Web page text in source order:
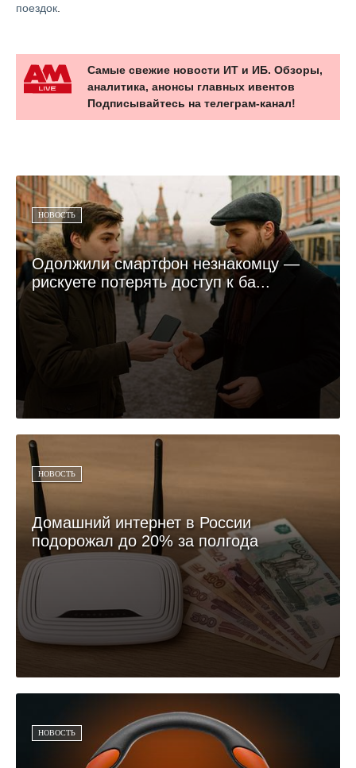
поездок
Самые свежие новости ИТ и ИБ. Обзоры,
аналитика, анонсы главных ивентов
Подписывайтесь на телеграм-канал!
НОВОСТЬ
Одолжили смартфон незнакомцу —
рискуете потерять доступ к ба...
НОВОСТЬ
Домашний интернет в России
подорожал до 20% за полгода
НОВОСТЬ